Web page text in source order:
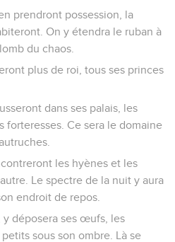
prendront possession, la
On y étendra le ruban à
du chaos.
plus de roi, tous ses princes
dans ses palais, les
forteresses. Ce sera le domaine
les hyènes et les
Le spectre de la nuit y aura
endroit de repos.
y déposera ses œufs, les
sous son ombre. Là se